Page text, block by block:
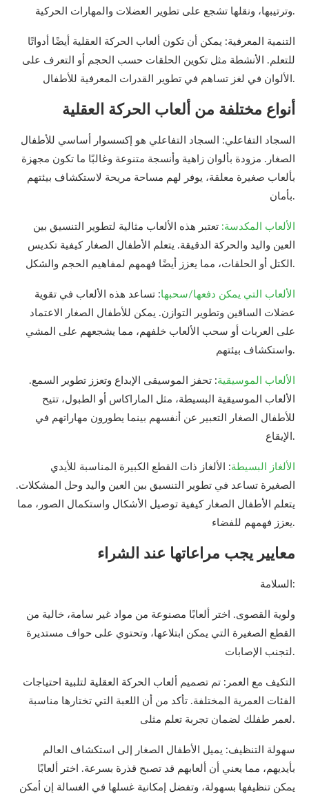
وترتيبها، ونقلها تشجع على تطوير العضلات والمهارات الحركية.
التنمية المعرفية: يمكن أن تكون ألعاب الحركة العقلية أيضًا أدواتًا
للتعلم. الأنشطة مثل تكوين الحلقات حسب الحجم أو التعرف على
الألوان في لغز تساهم في تطوير القدرات المعرفية للأطفال.
أنواع مختلفة من ألعاب الحركة العقلية
السجاد التفاعلي: السجاد التفاعلي هو إكسسوار أساسي للأطفال
الصغار. مزودة بألوان زاهية وأنسجة متنوعة وغالبًا ما تكون مجهزة
بألعاب صغيرة معلقة، يوفر لهم مساحة مريحة لاستكشاف بيئتهم
بأمان.
الألعاب المكدسة: تعتبر هذه الألعاب مثالية لتطوير التنسيق بين
العين واليد والحركة الدقيقة. يتعلم الأطفال الصغار كيفية تكديس
الكتل أو الحلقات، مما يعزز أيضًا فهمهم لمفاهيم الحجم والشكل.
الألعاب التي يمكن دفعها/سحبها: تساعد هذه الألعاب في تقوية
عضلات الساقين وتطوير التوازن. يمكن للأطفال الصغار الاعتماد
على العربات أو سحب الألعاب خلفهم، مما يشجعهم على المشي
واستكشاف بيئتهم.
الألعاب الموسيقية: تحفز الموسيقى الإبداع وتعزز تطوير السمع.
الألعاب الموسيقية البسيطة، مثل الماراكاس أو الطبول، تتيح
للأطفال الصغار التعبير عن أنفسهم بينما يطورون مهاراتهم في
الإيقاع.
الألغاز البسيطة: الألغاز ذات القطع الكبيرة المناسبة للأيدي
الصغيرة تساعد في تطوير التنسيق بين العين واليد وحل المشكلات.
يتعلم الأطفال الصغار كيفية توصيل الأشكال واستكمال الصور، مما
يعزز فهمهم للفضاء.
معايير يجب مراعاتها عند الشراء
السلامة:
ولوية القصوى. اختر ألعابًا مصنوعة من مواد غير سامة، خالية من
القطع الصغيرة التي يمكن ابتلاعها، وتحتوي على حواف مستديرة
لتجنب الإصابات.
التكيف مع العمر: تم تصميم ألعاب الحركة العقلية لتلبية احتياجات
الفئات العمرية المختلفة. تأكد من أن اللعبة التي تختارها مناسبة
لعمر طفلك لضمان تجربة تعلم مثلى.
سهولة التنظيف: يميل الأطفال الصغار إلى استكشاف العالم
بأيديهم، مما يعني أن ألعابهم قد تصبح قذرة بسرعة. اختر ألعابًا
يمكن تنظيفها بسهولة، وتفضل إمكانية غسلها في الغسالة إن أمكن